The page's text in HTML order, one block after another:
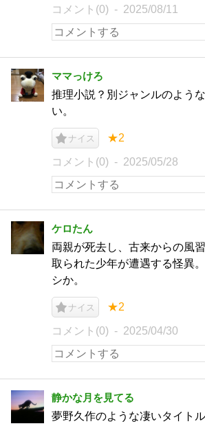
コメント(0) 2025/08/11
ママっけろ
推理小説？別ジャンルのよう
い。
ナイス ★2
コメント(0) 2025/05/28
ケロたん
両親が死去し、古来からの風
取られた少年が遭遇する怪異
シか。
ナイス ★2
コメント(0) 2025/04/30
静かな月を見てる
夢野久作のような凄いタイト